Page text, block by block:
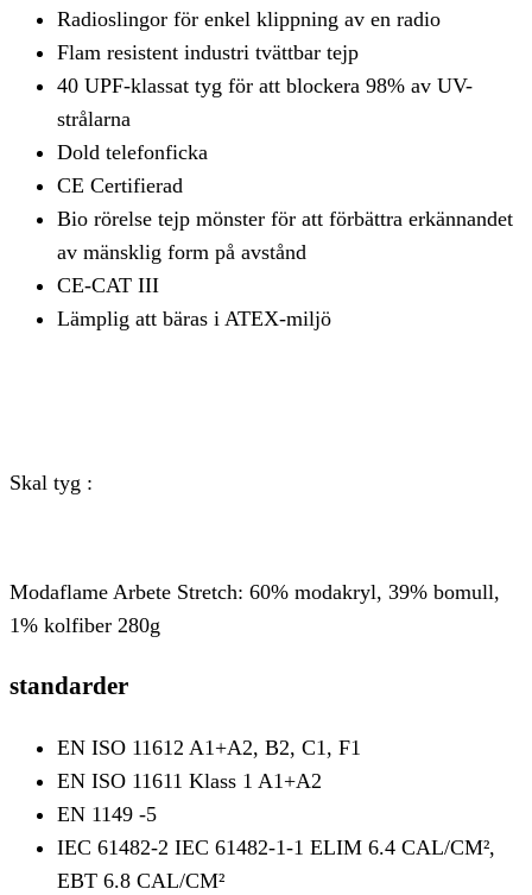
Radioslingor för enkel klippning av en radio
Flam resistent industri tvättbar tejp
40 UPF-klassat tyg för att blockera 98% av UV-
strålarna
Dold telefonficka
CE Certifierad
Bio rörelse tejp mönster för att förbättra erkännandet
av mänsklig form på avstånd
CE-CAT III
Lämplig att bäras i ATEX-miljö
Skal tyg :
Modaflame Arbete Stretch: 60% modakryl, 39% bomull,
1% kolfiber 280g
standarder
EN ISO 11612 A1+A2, B2, C1, F1
EN ISO 11611 Klass 1 A1+A2
EN 1149 -5
IEC 61482-2 IEC 61482-1-1 ELIM 6.4 CAL/CM²,
EBT 6.8 CAL/CM²